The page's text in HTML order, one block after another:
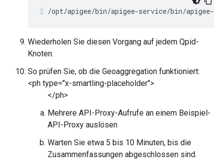
/opt/apigee/bin/apigee-service/bin/apigee-
Wiederholen Sie diesen Vorgang auf jedem Qpid-
Knoten.
So prüfen Sie, ob die Geoaggregation funktioniert:
<ph type="x-smartling-placeholder">
</ph>
Mehrere API-Proxy-Aufrufe an einem Beispiel-
API-Proxy auslösen
Warten Sie etwa 5 bis 10 Minuten, bis die
Zusammenfassungen abgeschlossen sind.